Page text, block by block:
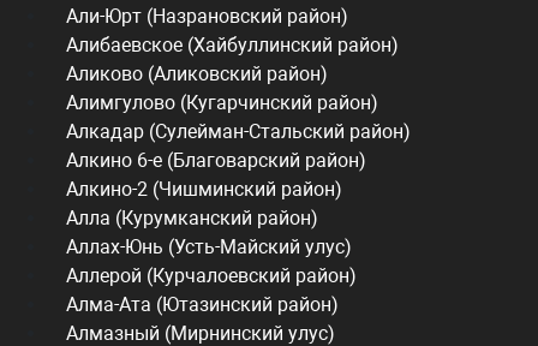
Али-Юрт (Назрановский район)
Алибаевское (Хайбуллинский район)
Аликово (Аликовский район)
Алимгулово (Кугарчинский район)
Алкадар (Сулейман-Стальский район)
Алкино 6-е (Благоварский район)
Алкино-2 (Чишминский район)
Алла (Курумканский район)
Аллах-Юнь (Усть-Майский улус)
Аллерой (Курчалоевский район)
Алма-Ата (Ютазинский район)
Алмазный (Мирнинский улус)